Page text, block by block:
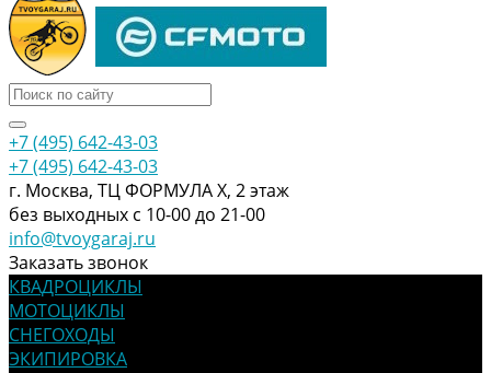
+7 (495) 642-43-03
+7 (495) 642-43-03
г. Москва, ТЦ ФОРМУЛА Х, 2 этаж
без выходных с 10-00 до 21-00
info@tvoygaraj.ru
Заказать звонок
КВАДРОЦИКЛЫ
МОТОЦИКЛЫ
СНЕГОХОДЫ
ЭКИПИРОВКА